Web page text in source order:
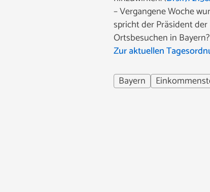
– Vergangene Woche
spricht der Präsident
Ortsbesuchen in Bayern?
Zur aktuellen
Bayern